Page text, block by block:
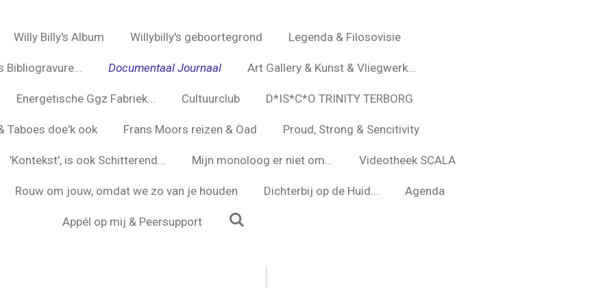
Willy Billy's Album Willybilly's geboortegrond Legenda & Filosovisie
Documentaal Journaal Art Gallery & Kunst & Vliegwerk...
Energetische Ggz Fabriek... Cultuurclub D*IS*C*O TRINITY TERBORG
Taboes doe'k ook Frans Moors reizen & Oad Proud, Strong & Sencitivity
'Kontekst', is ook Schitterend... Mijn monoloog er niet om... Videotheek SCALA
Rouw om jouw, omdat we zo van je houden Dichterbij op de Huid... Agenda
Appél op mij & Peersupport